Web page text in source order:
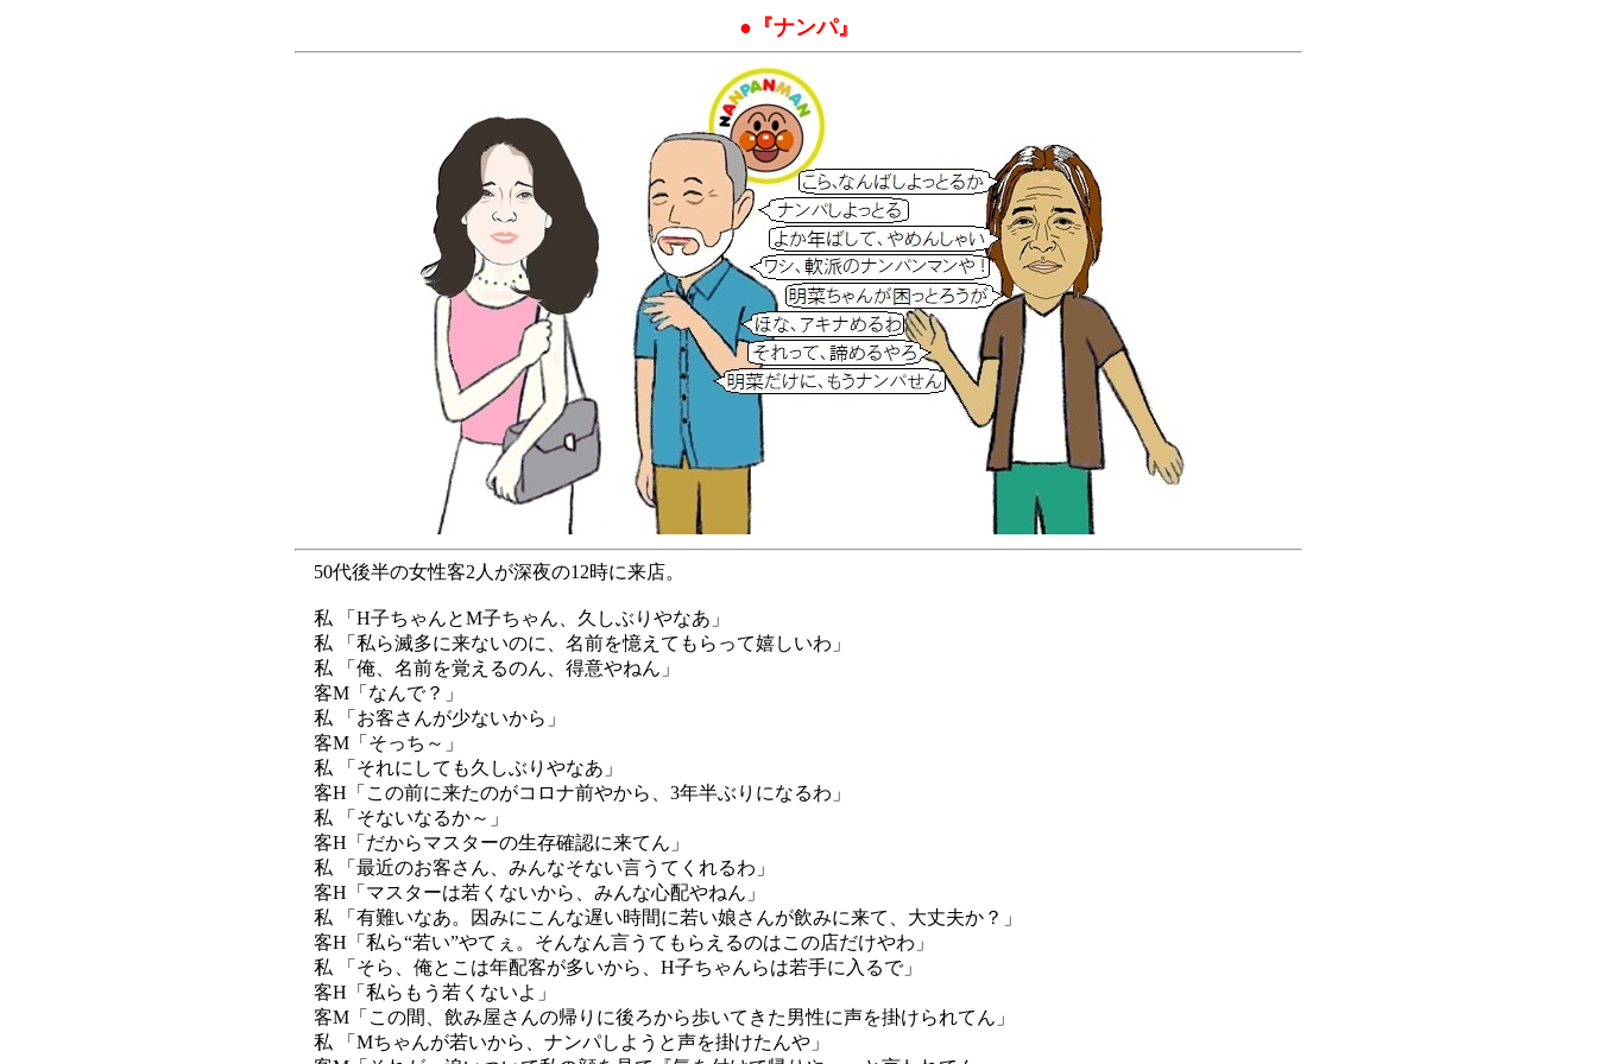
●『ナンパ』
50代後半の女性客2人が深夜の12時に来店。
私 「H子ちゃんとM子ちゃん、久しぶりやなあ」
私 「私ら滅多に来ないのに、名前を憶えてもらって嬉しいわ」
私 「俺、名前を覚えるのん、得意やねん」
客M「なんで？」
私 「お客さんが少ないから」
客M「そっち～」
私 「それにしても久しぶりやなあ」
客H「この前に来たのがコロナ前やから、3年半ぶりになるわ」
私 「そないなるか～」
客H「だからマスターの生存確認に来てん」
私 「最近のお客さん、みんなそない言うてくれるわ」
客H「マスターは若くないから、みんな心配やねん」
私 「有難いなあ。因みにこんな遅い時間に若い娘さんが飲みに来て、大丈夫か？」
客H「私ら“若い”やてぇ。そんなん言うてもらえるのはこの店だけやわ」
私 「そら、俺とこは年配客が多いから、H子ちゃんらは若手に入るで」
客H「私らもう若くないよ」
客M「この間、飲み屋さんの帰りに後ろから歩いてきた男性に声を掛けられてん」
私 「Mちゃんが若いから、ナンパしようと声を掛けたんや」